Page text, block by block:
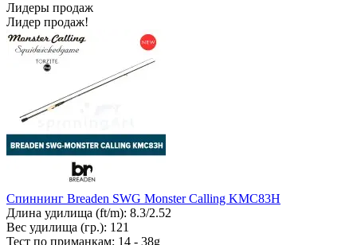
Лидеры продаж
Лидер продаж!
Спиннинг Breaden SWG Monster Calling KMC83H
Длина удилища (ft/m): 8.3/2.52
Вес удилища (гр.): 121
Тест по приманкам: 14 - 38g